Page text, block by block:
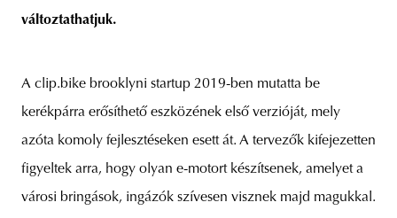
változtathatjuk.
A clip.bike brooklyni startup 2019-ben mutatta be
kerékpárra erősíthető eszközének első verzióját, mely
azóta komoly fejlesztéseken esett át. A tervezők kifejezetten
figyeltek arra, hogy olyan e-motort készítsenek, amelyet a
városi bringások, ingázók szívesen visznek majd magukkal.